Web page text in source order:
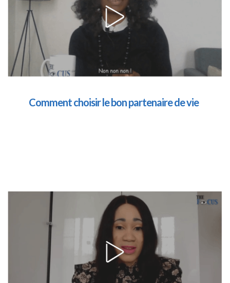
Comment choisir le bon partenaire de vie